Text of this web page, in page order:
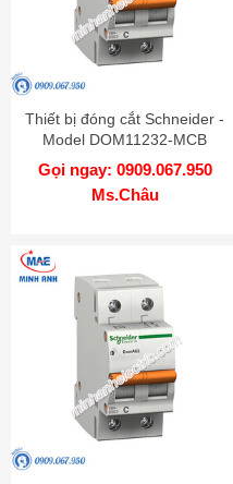
Thiết bị đóng cắt Schneider -
Model DOM11232-MCB
Gọi ngay: 0909.067.950
Ms.Châu